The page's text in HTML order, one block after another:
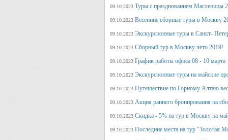
09.10.2023 Туры с празднованием Масленицы
09.10.2023 Весенние сборные туры в Москву
09.10.2023 Экскурсионные туры в Санкт-
09.10.2023 Сборный тур в Москву лето 2019!
09.10.2023 График работы офиса 08 - 10 марта
09.10.2023 Экскурсионные туры на майские
09.10.2023 Путешествие по Горному Алтаю
09.10.2023 Акция раннего бронирования на
09.10.2023 Скидка - 5% на тур в Москву на
09.10.2023 Последние места на тур "Золотая